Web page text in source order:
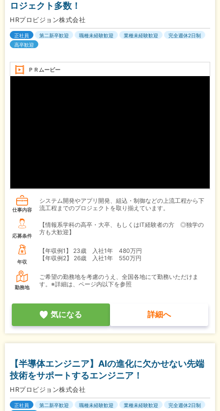
ロジェクト多数！
HRプロビジョン株式会社
正社員 第二新卒歓迎 職種未経験歓迎 業種未経験歓迎
完全週休2日制
高卒歓迎
ＰＲムービー
仕事内容
システム開発やアプリ開発、組込・制御などの上流工程から下
流工程までのプロジェクトを取り揃えています。
応募条件
【情報系学科の高卒・大卒、もしくはIT経験者の方 ◎独学の
方も大歓迎】
年収
【年収例1】
23歳 入社1年 480万円
【年収例2】
26歳 入社1年 550万円
勤務地
ご希望の勤務地を考慮のうえ、全国各地にて勤務いただけま
す。※詳細は、ページ内以下を参照
気になる 詳細へ
【半導体エンジニア】AIの進化に欠かせない先端
技術をサポートするエンジニア！
HRプロビジョン株式会社
正社員 第二新卒歓迎 職種未経験歓迎 業種未経験歓迎
完全週休2日制